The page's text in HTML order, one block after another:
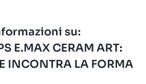
su:
E.MAX CERAM ART:
INCONTRA LA FORMA